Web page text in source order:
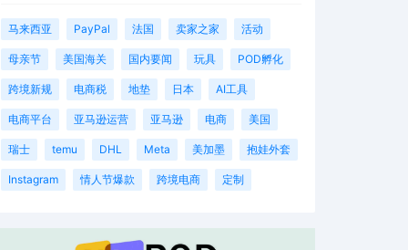
马来西亚 PayPal 法国 卖家之家 活动
母亲节 美国海关 国内要闻 玩具 POD孵化
跨境新规 电商税 地垫 日本 AI工具
电商平台 亚马逊运营 亚马逊 电商 美国
瑞士 temu DHL Meta 美加墨 抱娃外套
Instagram 情人节爆款 跨境电商 定制